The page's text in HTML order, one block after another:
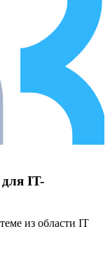
IT-
из области IT